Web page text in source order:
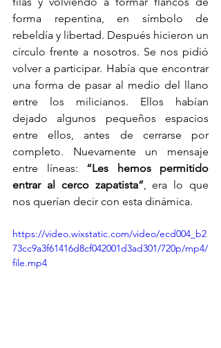
forma repentina, en símbolo de
rebeldía y libertad. Después hicieron un
círculo frente a nosotros. Se nos pidió
volver a participar. Había que encontrar
una forma de pasar al medio del llano
entre los milicianos. Ellos habían
dejado algunos pequeños espacios
entre ellos, antes de cerrarse por
completo. Nuevamente un mensaje
entre líneas: “Les hemos permitido
entrar al cerco zapatista”, era lo que
nos querían decir con esta dinámica.
https://video.wixstatic.com/video/ecd004_b2
73cc9a3f61416d8cf042001d3ad301/720p/mp4/
file.mp4